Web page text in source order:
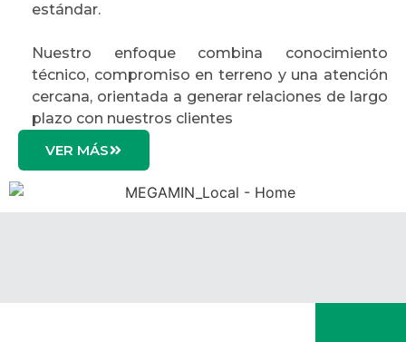
estándar.
Nuestro enfoque combina conocimiento
técnico, compromiso en terreno y una atención
cercana, orientada a generar relaciones de largo
plazo con nuestros clientes
VER MÁS